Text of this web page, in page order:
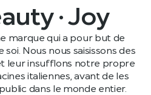
· Joy
marque qui a pour but de
soi. Nous nous saisissons des
leur insufflons notre propre
italiennes, avant de les
dans le monde entier.